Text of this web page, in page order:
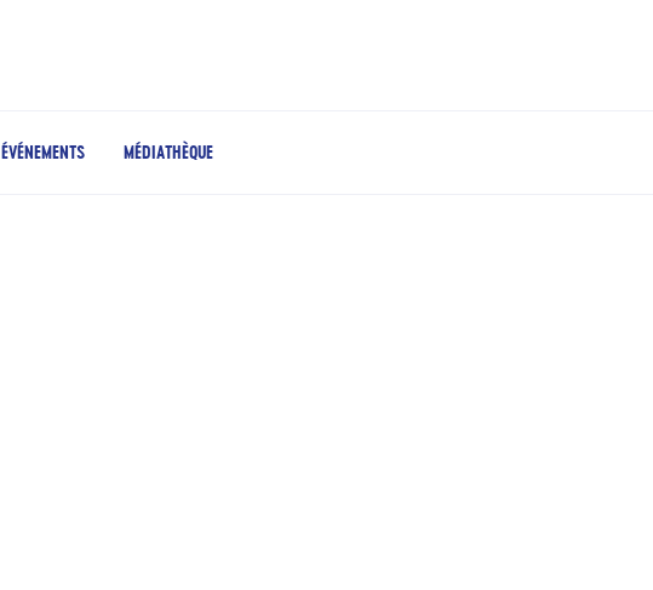
ÉVÉNEMENTS MÉDIATHÈQUE